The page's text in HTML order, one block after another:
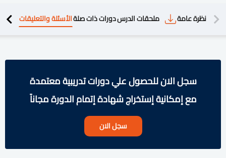
نظرة عامة ملحقات الدرسدورات ذات صلةالأسئلة والتعليقات
سجل الان للحصول علي دورات تدريبية معتمدة
مع إمكانية إستخراج شهادة إتمام الدورة مجاناً
سجل الان